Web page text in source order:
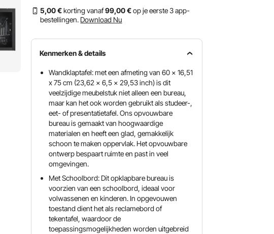
5,00 €korting vanaf99,00 €op je eerste 3 app-
bestellingen. Download Nu
Kenmerken & details
Wandklaptafel: met een afmeting van 60 x 16,51
x 75 cm (23,62 x 6,5 x 29,53 inch) is dit
veelzijdige meubelstuk niet alleen een bureau,
maar kan het ook worden gebruikt als studeer-,
eet- of presentatietafel. Ons opvouwbare
bureau is gemaakt van hoogwaardige
materialen en heeft een glad, gemakkelijk
schoon te maken oppervlak. Het opvouwbare
ontwerp bespaart ruimte en past in veel
omgevingen.
Met Schoolbord: Dit opklapbare bureau is
voorzien van een schoolbord, ideaal voor
volwassenen en kinderen. In opgevouwen
toestand dient het als reclamebord of
tekentafel, waardoor de
toepassingsmogelijkheden worden uitgebreid